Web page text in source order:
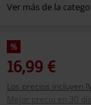
Ver más de la
%
16,99 €
Los precios incluyen
Mejor precio en 30 días